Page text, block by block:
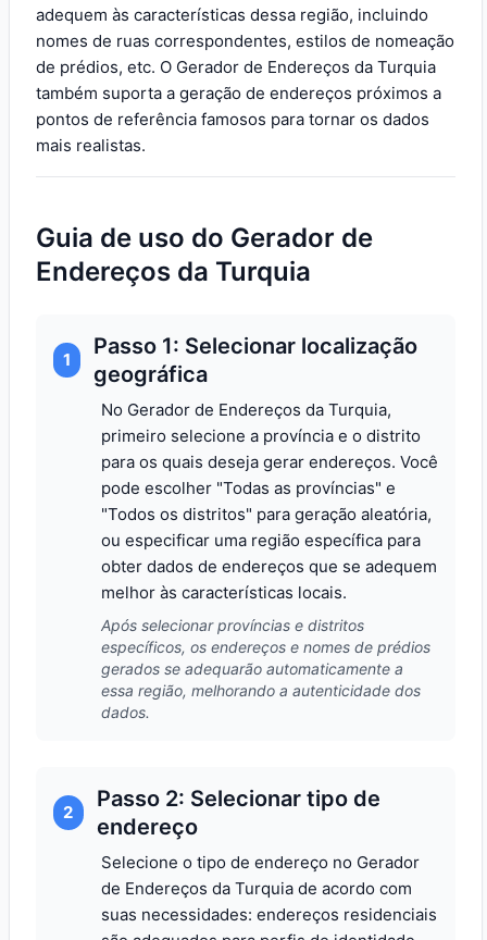
adequem às características dessa região, incluindo
nomes de ruas correspondentes, estilos de nomeação
de prédios, etc. O Gerador de Endereços da Turquia
também suporta a geração de endereços próximos a
pontos de referência famosos para tornar os dados
mais realistas.
Guia de uso do Gerador de
Endereços da Turquia
1
Passo 1: Selecionar localização
geográfica
No Gerador de Endereços da Turquia,
primeiro selecione a província e o distrito
para os quais deseja gerar endereços. Você
pode escolher "Todas as províncias" e
"Todos os distritos" para geração aleatória,
ou especificar uma região específica para
obter dados de endereços que se adequem
melhor às características locais.
Após selecionar províncias e distritos
específicos, os endereços e nomes de prédios
gerados se adequarão automaticamente a
essa região, melhorando a autenticidade dos
dados.
2
Passo 2: Selecionar tipo de
endereço
Selecione o tipo de endereço no Gerador
de Endereços da Turquia de acordo com
suas necessidades: endereços residenciais